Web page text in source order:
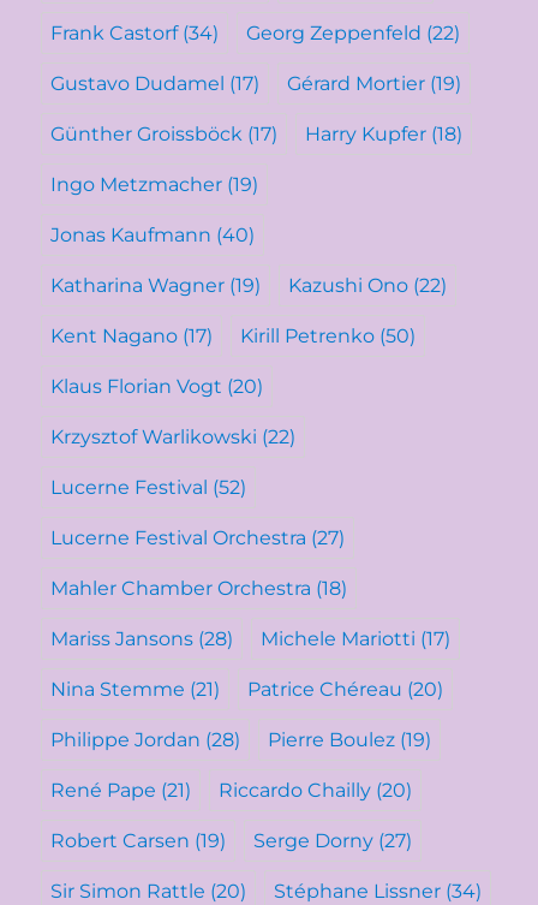
Frank Castorf(34) Georg Zeppenfeld (22)
Gustavo Dudamel (17) Gérard Mortier (19)
Günther Groissböck (17) Harry Kupfer (18)
Ingo Metzmacher (19)
Jonas Kaufmann (40)
Katharina Wagner (19) Kazushi Ono (22)
Kent Nagano (17) Kirill Petrenko (50)
Klaus Florian Vogt (20)
Krzysztof Warlikowski (22)
Lucerne Festival (52)
Lucerne Festival Orchestra (27)
Mahler Chamber Orchestra (18)
Mariss Jansons (28) Michele Mariotti (17)
Nina Stemme (21) Patrice Chéreau (20)
Philippe Jordan (28) Pierre Boulez (19)
René Pape (21) Riccardo Chailly (20)
Robert Carsen (19) Serge Dorny (27)
Sir Simon Rattle (20) Stéphane Lissner (34)